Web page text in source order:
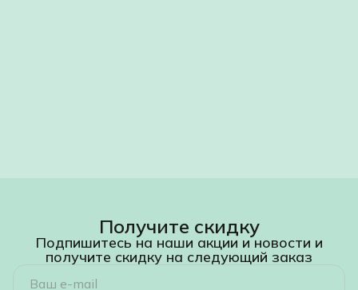
Получите скидку
Подпишитесь на наши акции и новости и
получите скидку на следующий заказ